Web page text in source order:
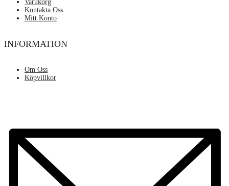
Varukorg
Kontakta Oss
Mitt Konto
INFORMATION
Om Oss
Köpvillkor